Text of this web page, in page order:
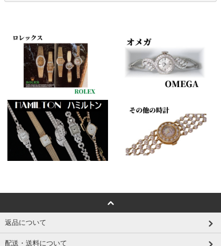
返品について
配送・送料について